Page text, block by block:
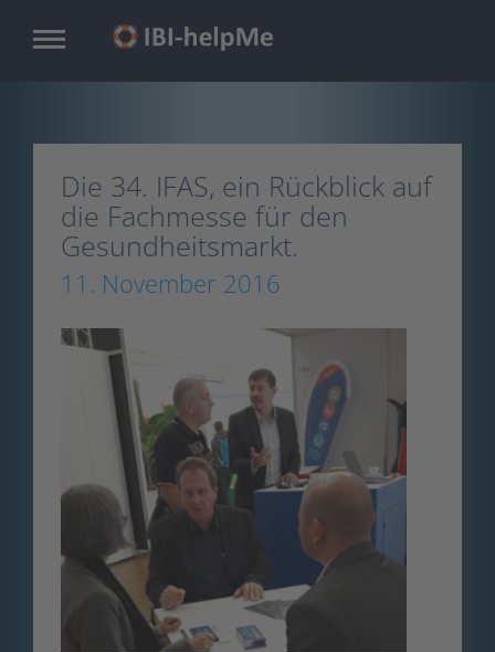
Die 34. IFAS, ein Rückblick auf
die Fachmesse für den
Gesundheitsmarkt.
11. November 2016